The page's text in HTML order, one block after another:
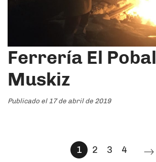
Ferrería El Pobal
Muskiz
Publicado el 17 de abril de 2019
1 2 3 4